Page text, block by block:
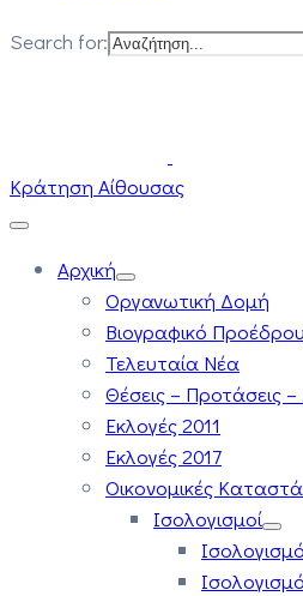
Search for:
Κράτηση Αίθουσας
Αρχική
Οργανωτική Δομή
Βιογραφικό Προέδρου
Τελευταία Νέα
Θέσεις – Προτάσεις –
Εκλογές 2011
Εκλογές 2017
Οικονομικές
Ισολογισμοί